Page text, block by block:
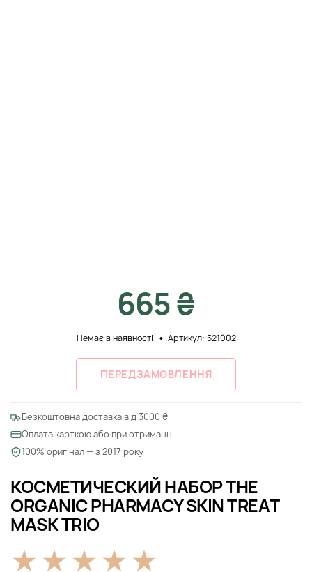
КОСМЕТИЧЕСКИЙ НАБОР THE
ORGANIC PHARMACY SKIN TREAT
MASK TRIO
665 ₴
Немає в наявності Артикул: 521002
ПЕРЕДЗАМОВЛЕННЯ
Безкоштовна доставка від 3000 ₴
Оплата карткою або при отриманні
100% оригінал — з 2017 року